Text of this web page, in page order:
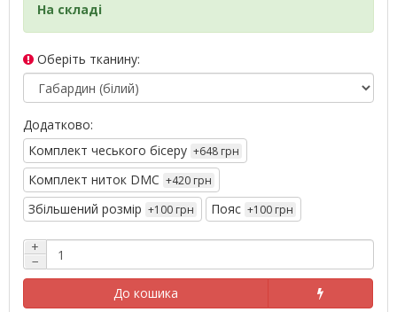
На складі
Оберіть тканину:
Додатково:
Комплект чеського бісеру +648 грн
Комплект ниток DMC +420 грн
Збільшений розмір +100 грн Пояс +100 грн
+
−
До кошика